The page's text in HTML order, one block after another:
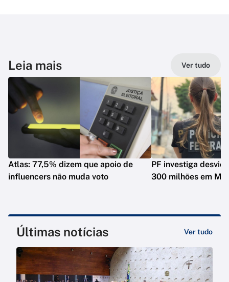
Leia mais Ver tudo
Atlas: 77,5% dizem que apoio de
influencers não muda voto
PF investiga desvio
300 milhões em
Últimas notícias Ver tudo